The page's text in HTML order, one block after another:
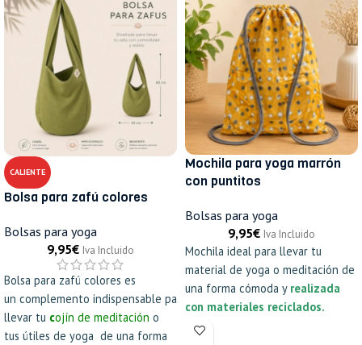
CALIENTE
Bolsa para zafú colores
Bolsas para yoga
9,95€ Iva Incluido
Bolsa para zafú colores es
un complemento indispensable para
llevar tu cojín de meditación o
tus útiles de yoga de una forma
Mochila para yoga marrón
con puntitos
Bolsas para yoga
9,95€ Iva Incluido
Mochila ideal para llevar tu
material de yoga o meditación de
una forma cómoda y realizada
con materiales reciclados.